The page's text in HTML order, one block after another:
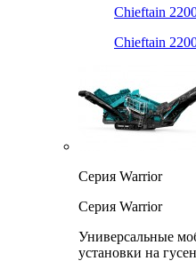
Chieftain
Chieftain
Серия Warrior
Серия Warrior
Универсальные
установки на